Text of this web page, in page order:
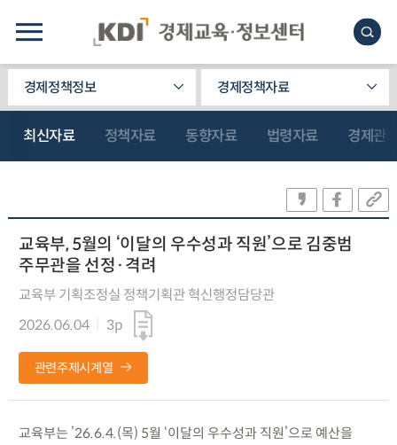
경제정책정보 경제정책자료
최신자료 정책자료 동향자료 법령자료 경제관
교육부, 5월의 ‘이달의 우수성과 직원’으로 김중범
주무관을 선정·격려
교육부 기획조정실 정책기획관 혁신행정담당관
2026.06.04
3p
관련주제시계열
교육부는 ’26.6.4.(목) 5월 ‘이달의 우수성과 직원’으로 예산을